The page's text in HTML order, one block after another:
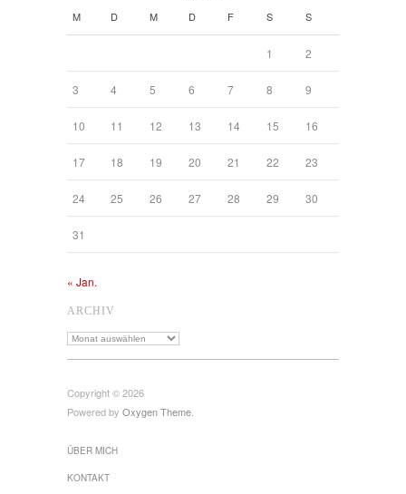
M D M D F S S
1 2
3 4 5 6 7 8 9
10 11 12 13 14 15 16
17 18 19 20 21 22 23
24 25 26 27 28 29 30
31
« Jan.
ARCHIV
Archiv
Copyright © 2026
Powered by Oxygen Theme.
ÜBER MICH
KONTAKT